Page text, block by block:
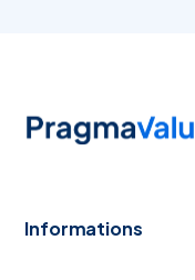
Informations